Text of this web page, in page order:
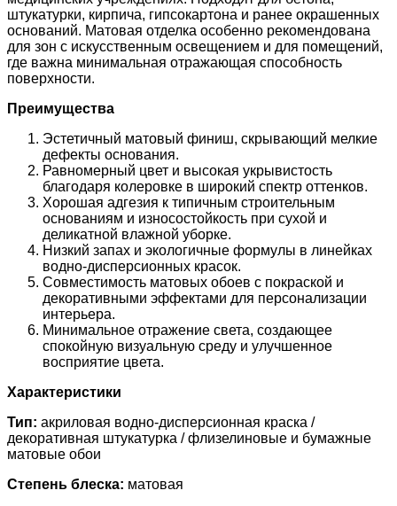
штукатурки, кирпича, гипсокартона и ранее окрашенных
оснований. Матовая отделка особенно рекомендована
для зон с искусственным освещением и для помещений,
где важна минимальная отражающая способность
поверхности.
Преимущества
Эстетичный матовый финиш, скрывающий мелкие
дефекты основания.
Равномерный цвет и высокая укрывистость
благодаря колеровке в широкий спектр оттенков.
Хорошая адгезия к типичным строительным
основаниям и износостойкость при сухой и
деликатной влажной уборке.
Низкий запах и экологичные формулы в линейках
водно-дисперсионных красок.
Совместимость матовых обоев с покраской и
декоративными эффектами для персонализации
интерьера.
Минимальное отражение света, создающее
спокойную визуальную среду и улучшенное
восприятие цвета.
Характеристики
Тип: акриловая водно-дисперсионная краска /
декоративная штукатурка / флизелиновые и бумажные
матовые обои
Степень блеска: матовая